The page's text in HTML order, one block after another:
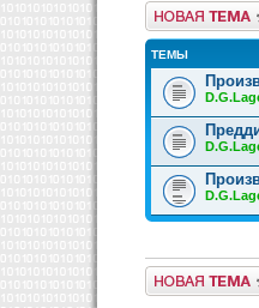
Новая тема
ТЕМЫ
Новая тема